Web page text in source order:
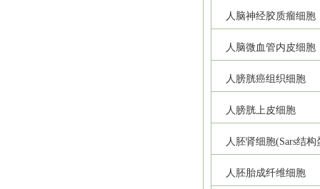
人脑神经胶质瘤细胞
人脑微血管内皮细胞
人膀胱癌组织细胞
人膀胱上皮细胞
人胚肾细胞(Sars结
人胚胎成纤维细胞